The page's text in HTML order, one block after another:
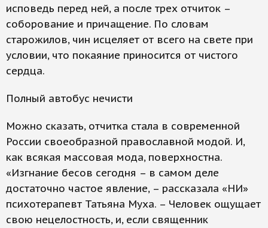
исповедь перед ней, а после трех отчиток –
соборование и причащение. По словам
старожилов, чин исцеляет от всего на свете при
условии, что покаяние приносится от чистого
сердца.
Полный автобус нечисти
Можно сказать, отчитка стала в современной
России своеобразной православной модой. И,
как всякая массовая мода, поверхностна.
«Изгнание бесов сегодня – в самом деле
достаточно частое явление, – рассказала «НИ»
психотерапевт Татьяна Муха. – Человек ощущает
свою нецелостность, и, если священник